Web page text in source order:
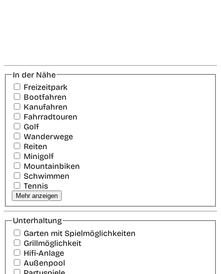
In der Nähe
Freizeitpark
Bootfahren
Kanufahren
Fahrradtouren
Golf
Wanderwege
Reiten
Minigolf
Mountainbiken
Schwimmen
Tennis
Mehr anzeigen
Unterhaltung
Garten mit Spielmöglichkeiten
Grillmöglichkeit
Hifi-Anlage
Außenpool